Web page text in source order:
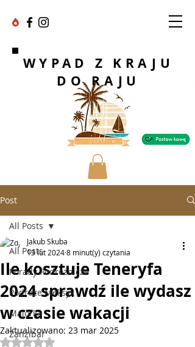
WYPAD Z KRAJU
DO RAJU
Post
All Posts
Porady Podróżnicze
Podróże Meksyk
Majorka
Zanzibar
All Posts
Ile kosztuje Teneryfa
2024 sprawdź ile wydasz
w czasie wakacji
Jakub Skuba
13 lut 20248 minut(y) czytania
Zaktualizowano: 23 mar 2025
Oceniono na NaN z 5 gwiazdek.